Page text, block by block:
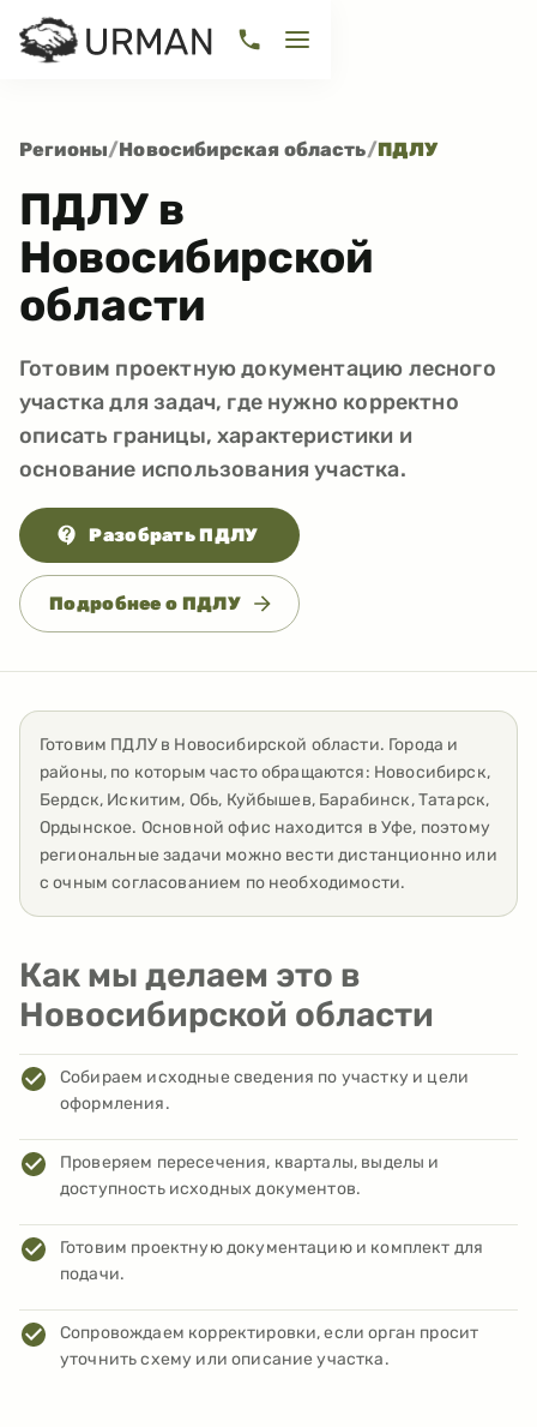
Регионы/Новосибирская область/ПДЛУ
ПДЛУ в
Новосибирской
области
Готовим проектную документацию лесного
участка для задач, где нужно корректно
описать границы, характеристики и
основание использования участка.
Разобрать ПДЛУ
Подробнее о ПДЛУ
Готовим ПДЛУв Новосибирской области. Города и
районы, по которым часто обращаются: Новосибирск,
Бердск, Искитим, Обь, Куйбышев, Барабинск, Татарск,
Ордынское. Основной офис находится в Уфе, поэтому
региональные задачи можно вести дистанционно или
с очным согласованием по необходимости.
Как мы делаем это в
Новосибирской области
Собираем исходные сведения по участку и цели
оформления.
Проверяем пересечения, кварталы, выделы и
доступность исходных документов.
Готовим проектную документацию и комплект для
подачи.
Сопровождаем корректировки, если орган просит
уточнить схему или описание участка.